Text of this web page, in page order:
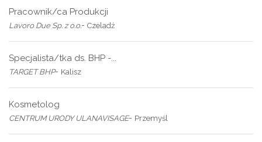
Pracownik/ca Produkcji
Lavoro Due Sp. z o.o.- Czeladź
Specjalista/tka ds. BHP -...
TARGET BHP- Kalisz
Kosmetolog
CENTRUM URODY ULANAVISAGE- Przemyśl